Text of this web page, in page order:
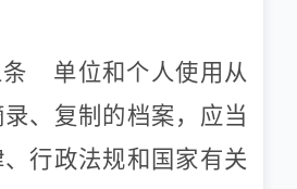
条 单位和个人使用从
、复制的档案，应当
行政法规和国家有关